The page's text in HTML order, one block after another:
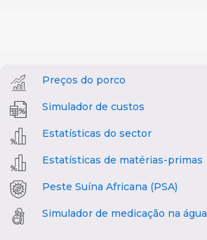
Preços do porco
Simulador de custos
Estatísticas do sector
Estatísticas de matérias-primas
Peste Suína Africana (PSA)
Simulador de medicação na água